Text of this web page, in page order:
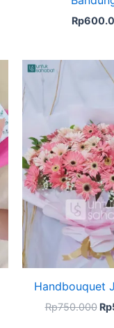
Rp
Handbouquet
Rp750.000 Rp